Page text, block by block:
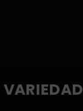
VARIEDAD